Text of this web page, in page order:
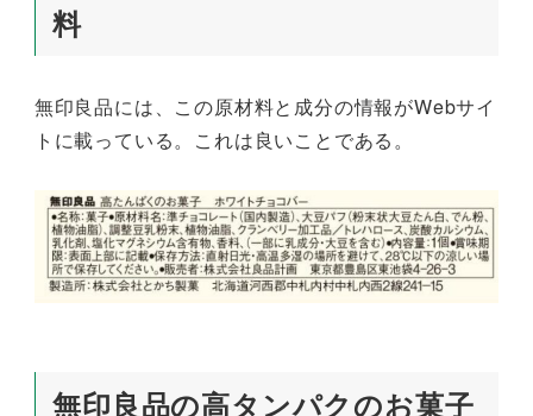
料
無印良品には、この原材料と成分の情報がWebサイ
トに載っている。これは良いことである。
無印良品の高タンパクのお菓子